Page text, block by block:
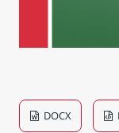
DOCX